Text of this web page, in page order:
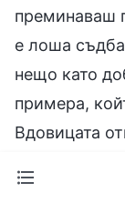
преминаваш
е лоша
нещо като
примера,
Вдовицата
добра